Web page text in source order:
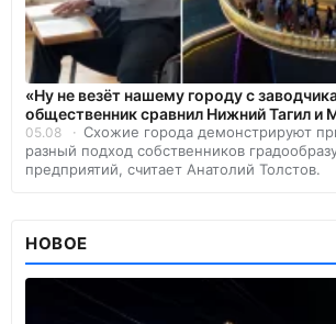
«Ну не везёт нашему городу с
общественник сравнил Нижний Тагил и
05.08
Схожие города демонстрируют
разный подход собственников
предприятий, считает Анатолий Толстов.
НОВОЕ